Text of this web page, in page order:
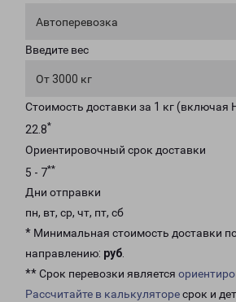
Автоперевозка
Введите вес
От 3000 кг
Стоимость доставки за 1 кг (включая
22.8*
Ориентировочный срок доставки
5 - 7**
Дни отправки
пн, вт, ср, чт, пт, сб
* Минимальная стоимость доставки
направлению: руб.
** Срок перевозки является
Рассчитайте в калькуляторесрок и